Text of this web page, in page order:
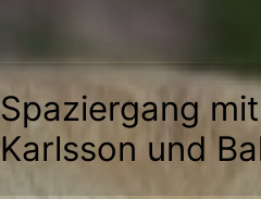
Spaziergang
Karlsson und